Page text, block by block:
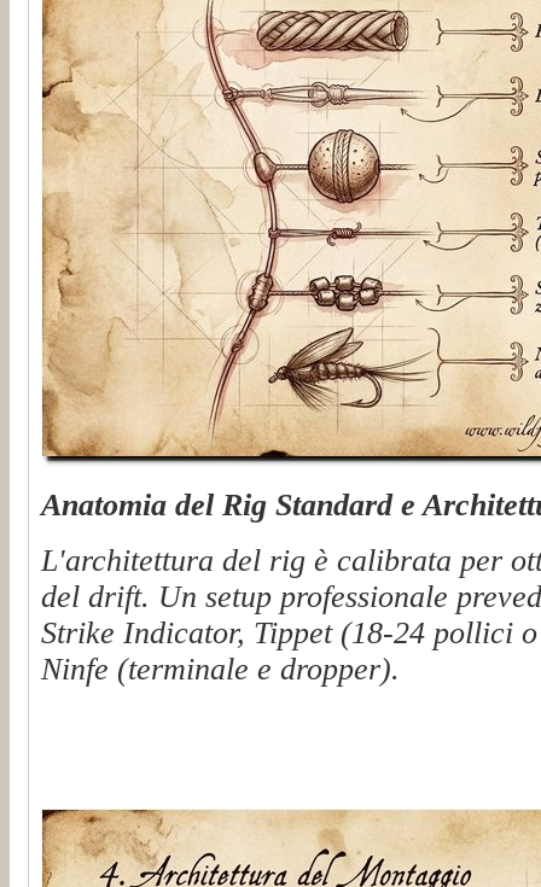
Anatomia del Rig Standard e
L'architettura del rig è calibrata per
del drift. Un setup professionale
Strike Indicator, Tippet (18-24 pollici
Ninfe (terminale e dropper).